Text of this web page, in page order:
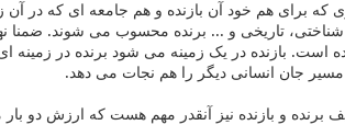
که برای هم خود آن بازنده و هم جامعه ای که در
تاریخی و ... برنده محسوب می شوند. ضمنا
است. بازنده در یک زمینه می شود برنده در
جان انسانی دیگر را هم نجات می دهد.
برنده و بازنده نیز آنقدر مهم هست که ارزش دو